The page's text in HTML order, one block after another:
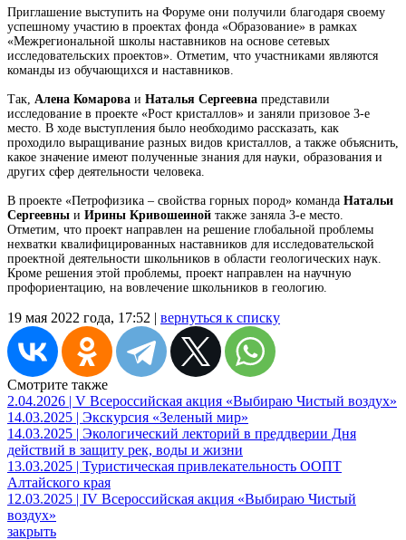
Приглашение выступить на Форуме они получили благодаря своему
успешному участию в проектах фонда «Образование» в рамках
«Межрегиональной школы наставников на основе сетевых
исследовательских проектов». Отметим, что участниками являются
команды из обучающихся и наставников.
Так, Алена Комарова и Наталья Сергеевна представили
исследование в проекте «Рост кристаллов» и заняли призовое 3-е
место. В ходе выступления было необходимо рассказать, как
проходило выращивание разных видов кристаллов, а также объяснить,
какое значение имеют полученные знания для науки, образования и
других сфер деятельности человека.
В проекте «Петрофизика – свойства горных пород» команда Натальи
Сергеевны и Ирины Кривошеиной также заняла 3-е место.
Отметим, что проект направлен на решение глобальной проблемы
нехватки квалифицированных наставников для исследовательской
проектной деятельности школьников в области геологических наук.
Кроме решения этой проблемы, проект направлен на научную
профориентацию, на вовлечение школьников в геологию.
19 мая 2022 года, 17:52 | вернуться к списку
Смотрите также
2.04.2026 | V Всероссийская акция «Выбираю Чистый воздух»
14.03.2025 | Экскурсия «Зеленый мир»
14.03.2025 | Экологический лекторий в преддверии Дня
действий в защиту рек, воды и жизни
13.03.2025 | Туристическая привлекательность ООПТ
Алтайского края
12.03.2025 | IV Всероссийская акция «Выбираю Чистый
воздух»
закрыть